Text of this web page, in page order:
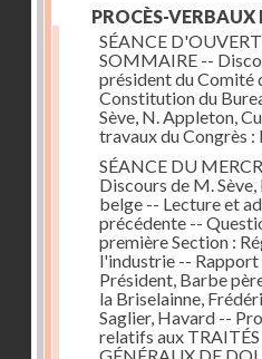
PROCÈS-VERBAUX
SÉANCE
SOMMAIRE --
président du Comité
Constitution du
Sève, N. Appleton,
travaux du Congrès
SÉANCE DU
Discours de M.
belge -- Lecture et
précédente --
première Section :
l'industrie --
Président, Barbe
la Briselainne,
Saglier, Havard --
relatifs aux